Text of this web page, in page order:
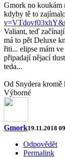
Gmork no koukám
kdyby tě to
Valiant, teď
má to pět Deluxe
řiti... elipse mám
připadají nějací
teda...
Od Snydera kromě
Výborné
Gmork19.11.2018
Odpovědět
Permalink